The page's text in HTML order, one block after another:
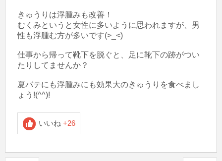
きゅうりは浮腫みも改善！
むくみというと女性に多いように思われますが、男
性も浮腫む方が多いです(>_<)
仕事から帰って靴下を脱ぐと、足に靴下の跡がつい
たりしてませんか？
夏バテにも浮腫みにも効果大のきゅうりを食べまし
ょう!(^^)!
いいね +26